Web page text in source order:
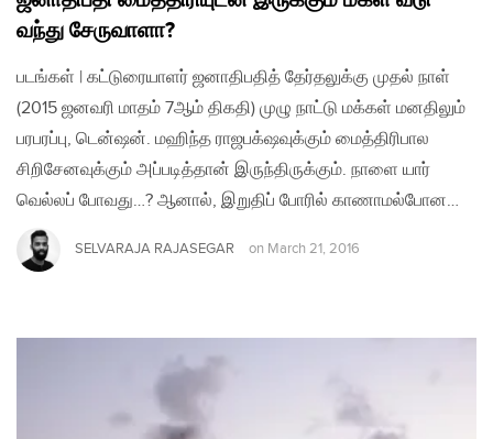
வந்து சேருவாளா?
படங்கள் | கட்டுரையாளர் ஜனாதிபதித் தேர்தலுக்கு முதல் நாள்
(2015 ஜனவரி மாதம் 7ஆம் திகதி) முழு நாட்டு மக்கள் மனதிலும்
பரபரப்பு, டென்ஷன். மஹிந்த ராஜபக்‌ஷவுக்கும் மைத்திரிபால
சிறிசேனவுக்கும் அப்படித்தான் இருந்திருக்கும். நாளை யார்
வெல்லப் போவது…? ஆனால், இறுதிப் போரில் காணாமல்போன…
SELVARAJA RAJASEGAR on March 21, 2016